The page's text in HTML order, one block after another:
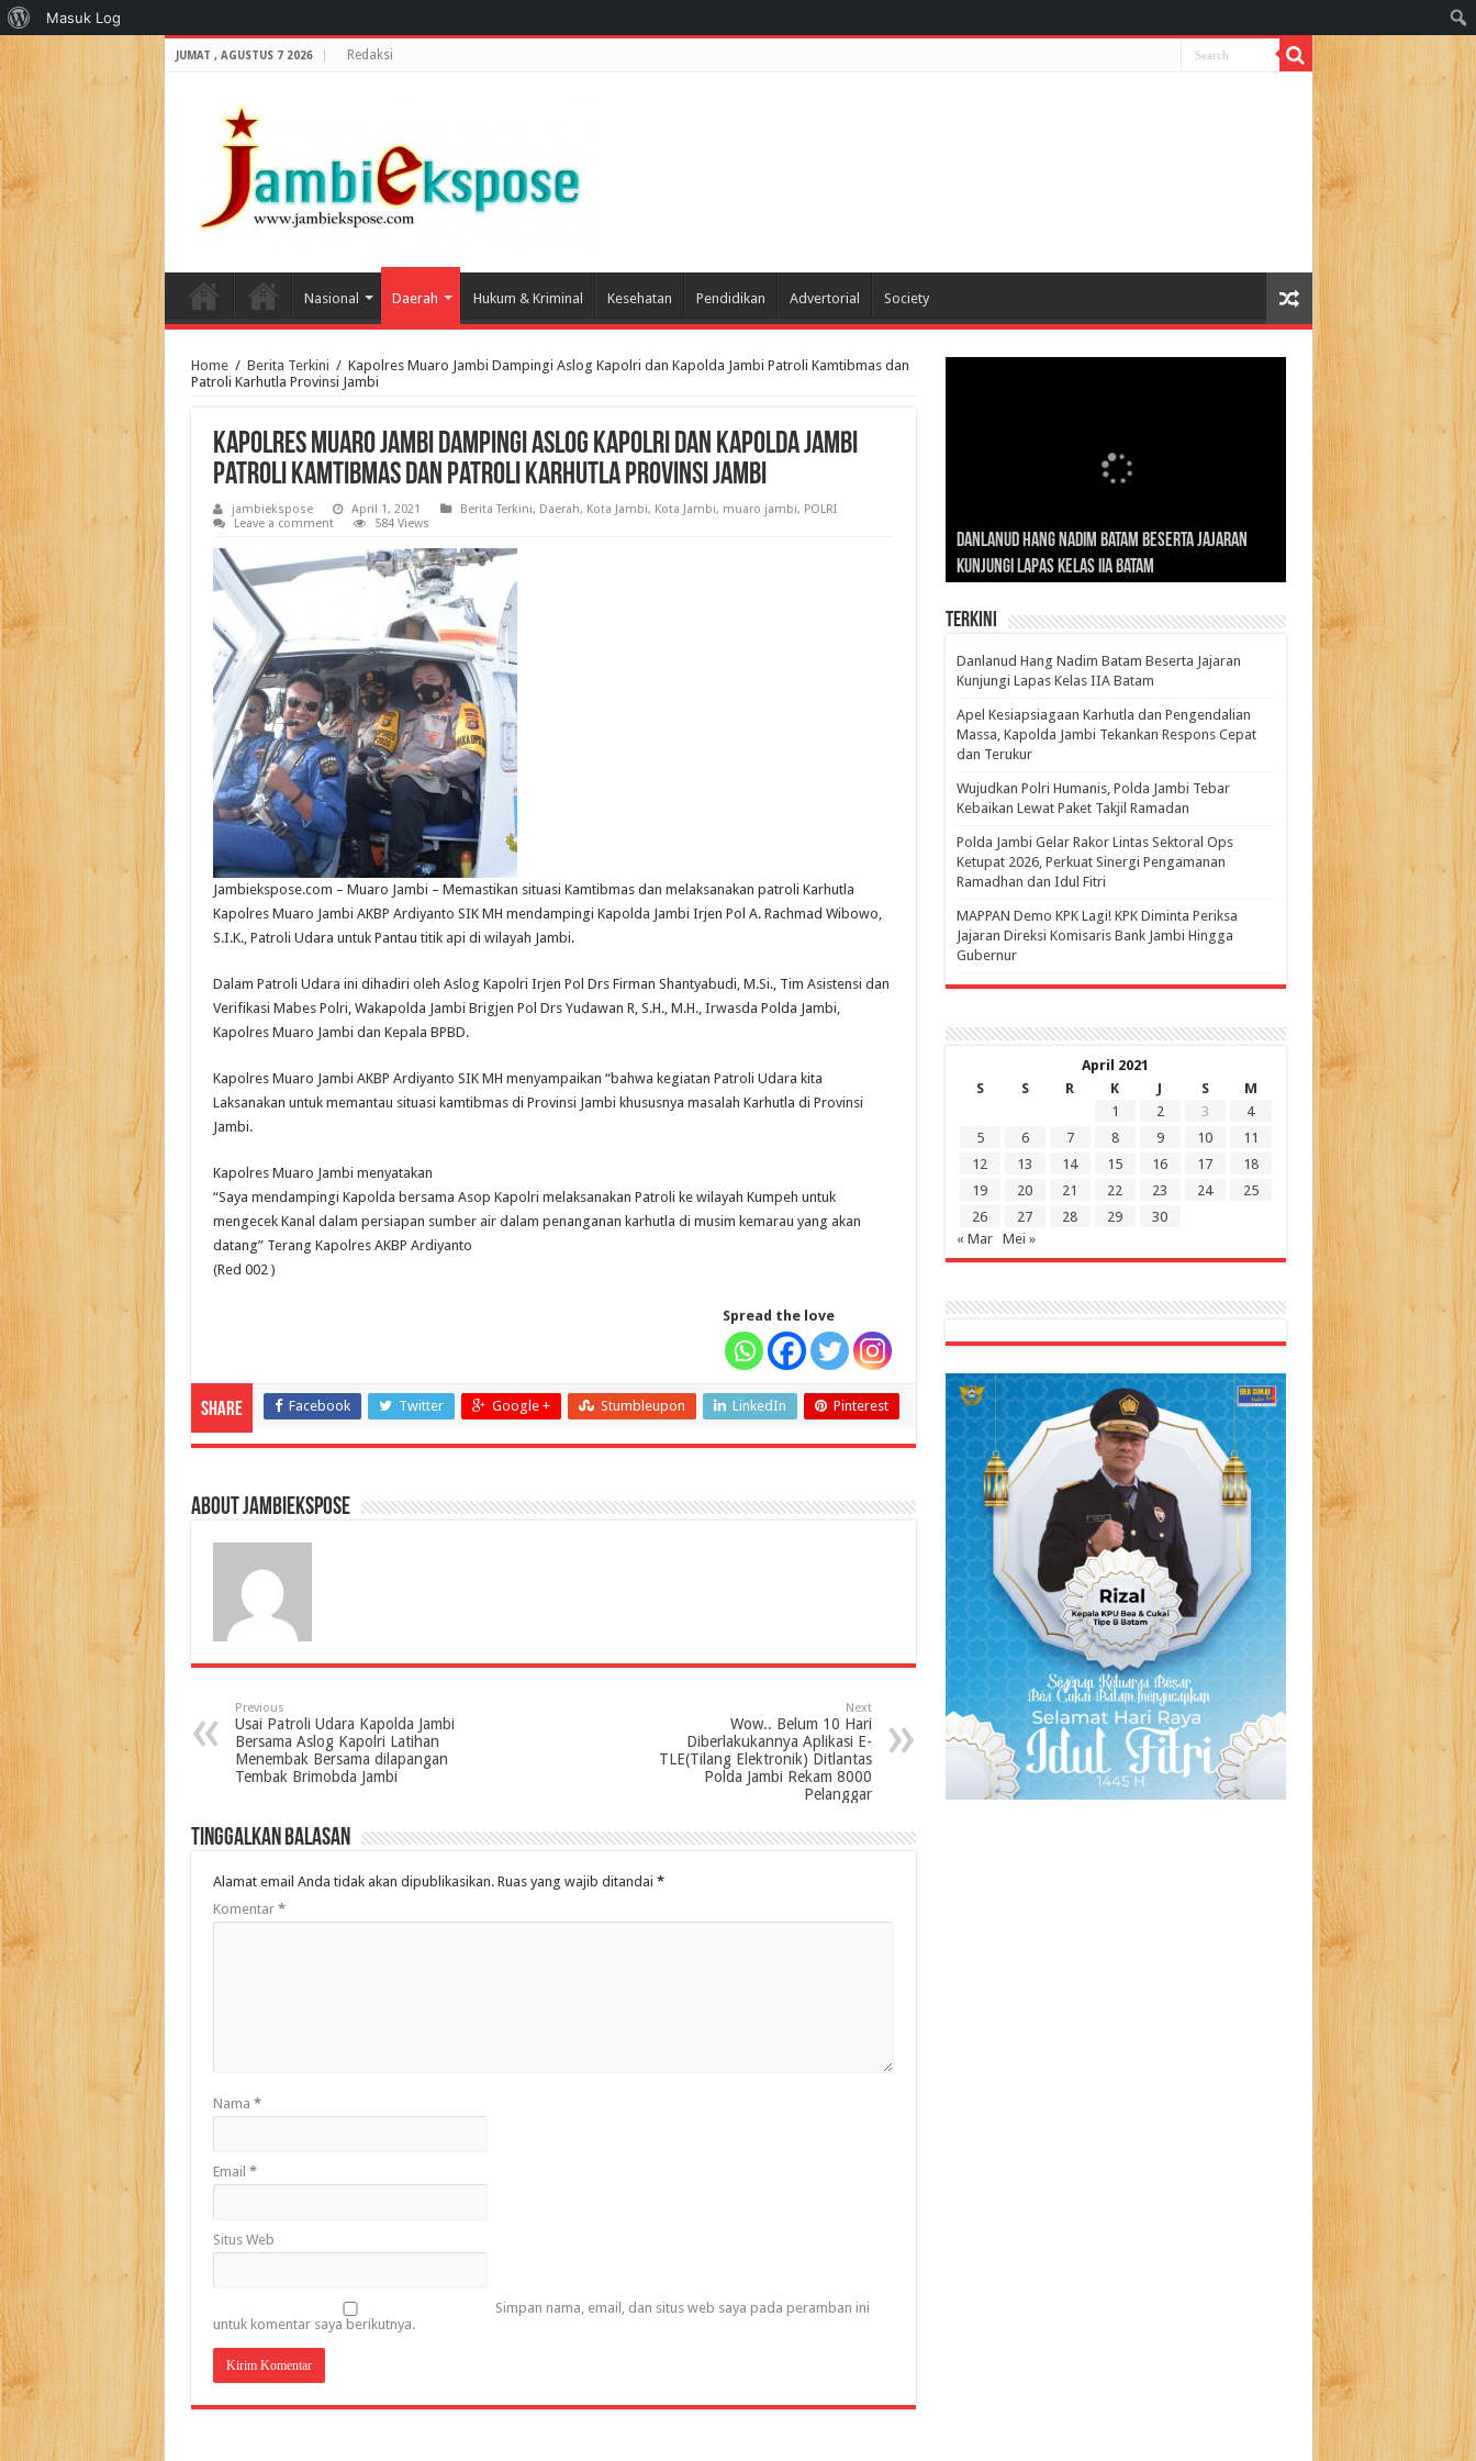
JUMAT , AGUSTUS 7 2026 Redaksi
Nasional Daerah Hukum & Kriminal Kesehatan Pendidikan Advertorial Society
Home / Berita Terkini / Kapolres Muaro Jambi Dampingi Aslog Kapolri dan Kapolda Jambi Patroli Kamtibmas dan
Patroli Karhutla Provinsi Jambi
Kapolres Muaro Jambi Dampingi Aslog Kapolri dan Kapolda Jambi
Patroli Kamtibmas dan Patroli Karhutla Provinsi Jambi
jambiekspose April 1, 2021 Berita Terkini, Daerah, Kota Jambi, Kota Jambi, muaro jambi, POLRI
Leave a comment
584 Views
Jambiekspose.com – Muaro Jambi – Memastikan situasi Kamtibmas dan melaksanakan patroli Karhutla
Kapolres Muaro Jambi AKBP Ardiyanto SIK MH mendampingi Kapolda Jambi Irjen Pol A. Rachmad Wibowo,
S.I.K., Patroli Udara untuk Pantau titik api di wilayah Jambi.
Dalam Patroli Udara ini dihadiri oleh Aslog Kapolri Irjen Pol Drs Firman Shantyabudi, M.Si., Tim Asistensi dan
Verifikasi Mabes Polri, Wakapolda Jambi Brigjen Pol Drs Yudawan R, S.H., M.H., Irwasda Polda Jambi,
Kapolres Muaro Jambi dan Kepala BPBD.
Kapolres Muaro Jambi AKBP Ardiyanto SIK MH menyampaikan “bahwa kegiatan Patroli Udara kita
Laksanakan untuk memantau situasi kamtibmas di Provinsi Jambi khususnya masalah Karhutla di Provinsi
Jambi.
Kapolres Muaro Jambi menyatakan
“Saya mendampingi Kapolda bersama Asop Kapolri melaksanakan Patroli ke wilayah Kumpeh untuk
mengecek Kanal dalam persiapan sumber air dalam penanganan karhutla di musim kemarau yang akan
datang” Terang Kapolres AKBP Ardiyanto
(Red 002 )
Spread the love
Share Facebook Twitter Google + Stumbleupon LinkedIn Pinterest
About jambiekspose
Previous
Usai Patroli Udara Kapolda Jambi
Bersama Aslog Kapolri Latihan
Menembak Bersama dilapangan
Tembak Brimobda Jambi
Next
Wow.. Belum 10 Hari
Diberlakukannya Aplikasi E-
TLE(Tilang Elektronik) Ditlantas
Polda Jambi Rekam 8000
Pelanggar
Tinggalkan Balasan
Alamat email Anda tidak akan dipublikasikan. Ruas yang wajib ditandai *
Komentar *
Nama *
Email *
Situs Web
Simpan nama, email, dan situs web saya pada peramban ini
untuk komentar saya berikutnya.
Danlanud Hang Nadim Batam Beserta Jajaran
Kunjungi Lapas Kelas IIA Batam
Silaturahmi dan Reses Komite I DPD RI di Polda
Jambi Bahas Sinergitas Penanganan Narkotika
Edukasi Pembentukan Karakter Generasi
Penerus
Cepat Beroperasi Agar Bisa Layani Masyarakat
Penuhi Kebutuhannya
Nusantara: Ratu Wangsa, Wanita Berkelas
dengan Pengaruh Internasional
Terkini
Danlanud Hang Nadim Batam Beserta Jajaran
Kunjungi Lapas Kelas IIA Batam
Apel Kesiapsiagaan Karhutla dan Pengendalian
Massa, Kapolda Jambi Tekankan Respons Cepat
dan Terukur
Wujudkan Polri Humanis, Polda Jambi Tebar
Kebaikan Lewat Paket Takjil Ramadan
Polda Jambi Gelar Rakor Lintas Sektoral Ops
Ketupat 2026, Perkuat Sinergi Pengamanan
Ramadhan dan Idul Fitri
‎MAPPAN Demo KPK Lagi! KPK Diminta Periksa
Jajaran Direksi Komisaris Bank Jambi Hingga
Gubernur ‎
April 2021
S
S R K J S
M
1
2 3
4
5
6 7 8 9 10
11
12
13 14 15 16 17
18
19
20 21 22 23 24
25
26
27 28 29
30
« Mar
Mei »
Tentang
WordPress
Masuk Log